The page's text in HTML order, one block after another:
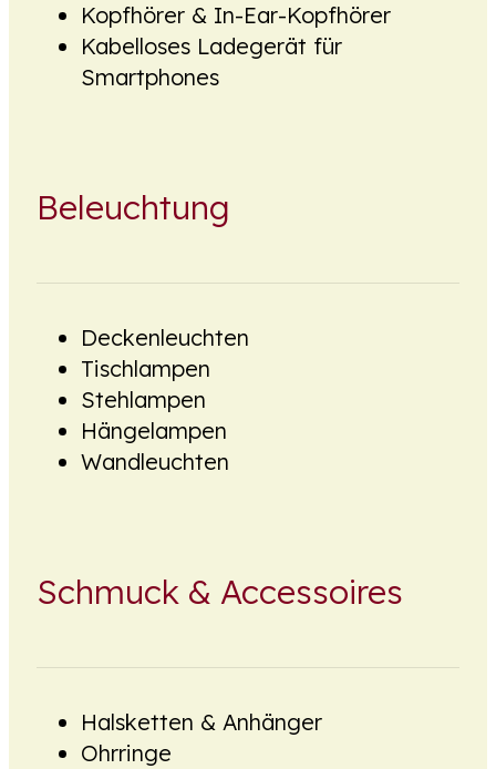
Kopfhörer & In-Ear-Kopfhörer
Kabelloses Ladegerät für
Smartphones
Beleuchtung
Deckenleuchten
Tischlampen
Stehlampen
Hängelampen
Wandleuchten
Schmuck & Accessoires
Halsketten & Anhänger
Ohrringe